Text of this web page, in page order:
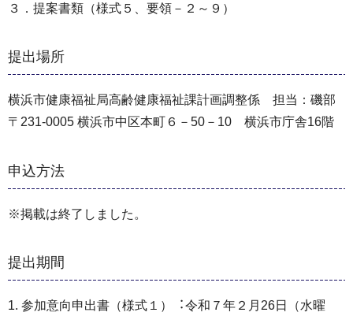
３．提案書類（様式５、要領－２～９）
提出場所
横浜市健康福祉局高齢健康福祉課計画調整係 担当：磯部
〒231-0005 横浜市中区本町６－50－10 横浜市庁舎16階
申込方法
※掲載は終了しました。
提出期間
1. 参加意向申出書（様式１）︓令和７年２⽉26⽇（水曜